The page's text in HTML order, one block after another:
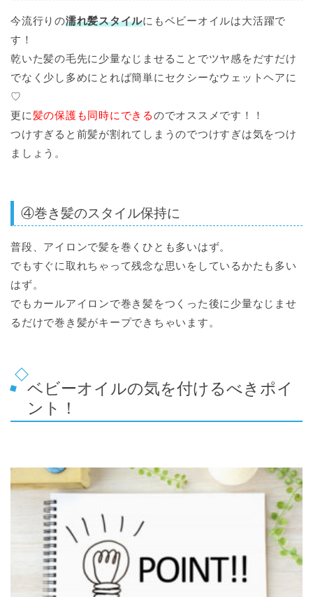
今流行りの濡れ髪スタイルにもベビーオイルは大活躍で
す！
乾いた髪の毛先に少量なじませることでツヤ感をだすだけ
でなく少し多めにとれば簡単にセクシーなウェットヘアに
♡
更に髪の保護も同時にできるのでオススメです！！
つけすぎると前髪が割れてしまうのでつけすぎは気をつけ
ましょう。
④巻き髪のスタイル保持に
普段、アイロンで髪を巻くひとも多いはず。
でもすぐに取れちゃって残念な思いをしているかたも多い
はず。
でもカールアイロンで巻き髪をつくった後に少量なじませ
るだけで巻き髪がキープできちゃいます。
ベビーオイルの気を付けるべきポイ
ント！